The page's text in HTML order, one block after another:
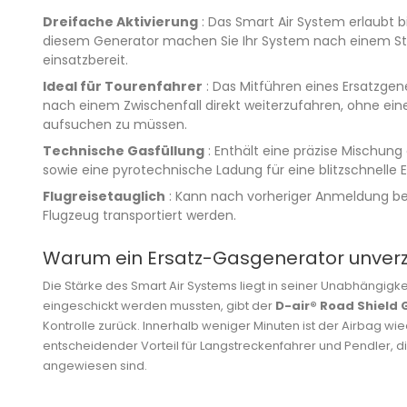
Dreifache Aktivierung : Das Smart Air System erlaubt
diesem Generator machen Sie Ihr System nach einem
einsatzbereit.
Ideal für Tourenfahrer : Das Mitführen eines
nach einem Zwischenfall direkt weiterzufahren, ohne
aufsuchen zu müssen.
Technische Gasfüllung : Enthält eine präzise
sowie eine pyrotechnische Ladung für eine blitzschnelle
Flugreisetauglich : Kann nach vorheriger Anmeldung
Flugzeug transportiert werden.
Warum ein Ersatz-Gasgenerator
Die Stärke des Smart Air Systems liegt in seiner
eingeschickt werden mussten, gibt der D-air® Road Shield
Kontrolle zurück. Innerhalb weniger Minuten ist der Airbag
entscheidender Vorteil für Langstreckenfahrer und Pendler,
angewiesen sind.